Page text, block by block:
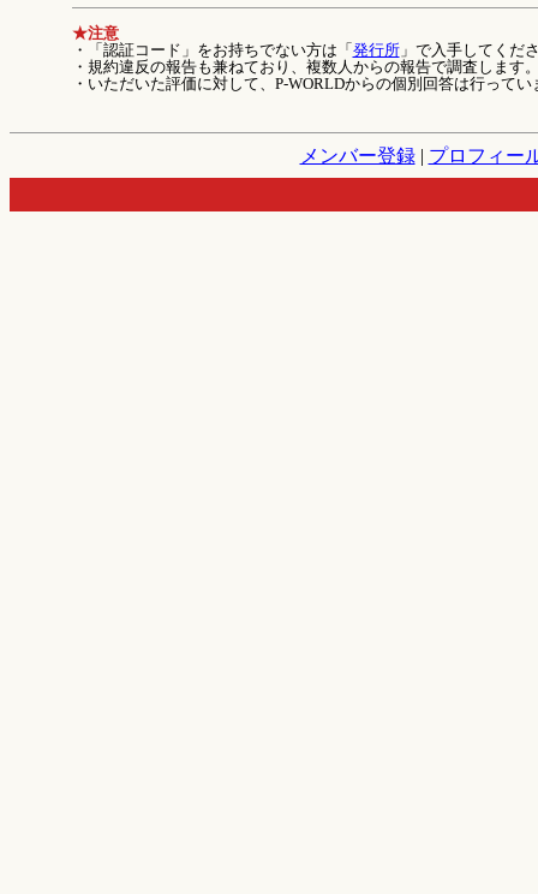
★注意
・「認証コード」をお持ちでない方は「 発行所」で入手してくだ
・規約違反の報告も兼ねており、複数人からの報告で調査します
・いただいた評価に対して、P-WORLDからの個別回答は行ってい
メンバー登録| プロフィー